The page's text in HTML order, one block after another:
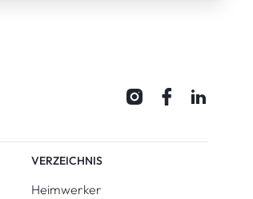
VERZEICHNIS
Heimwerker